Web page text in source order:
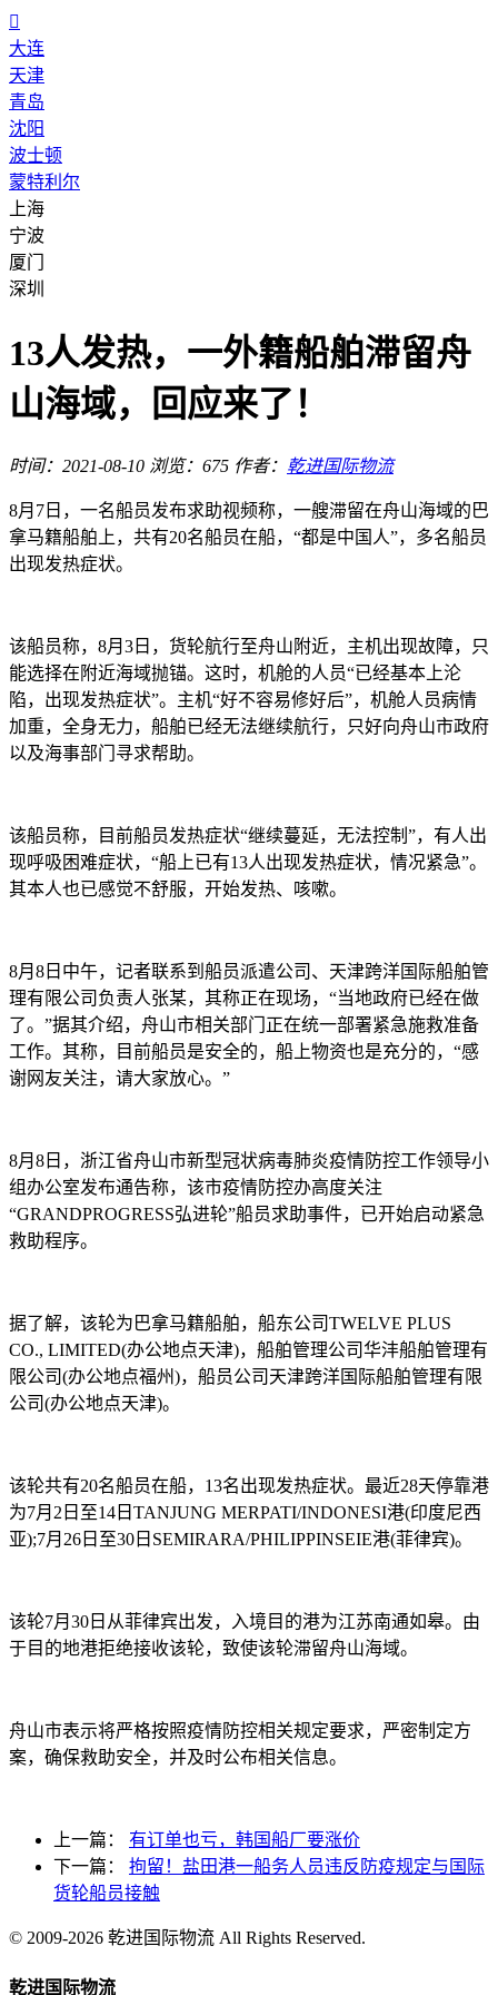

大连
天津
青岛
沈阳
波士顿
蒙特利尔
上海
宁波
厦门
深圳
13人发热，一外籍船舶滞留舟
山海域，回应来了！
时间：2021-08-10 浏览：675 作者： 乾进国际物流
8月7日，一名船员发布求助视频称，一艘滞留在舟山海域的巴
拿马籍船舶上，共有20名船员在船，“都是中国人”，多名船员
出现发热症状。
该船员称，8月3日，货轮航行至舟山附近，主机出现故障，只
能选择在附近海域抛锚。这时，机舱的人员“已经基本上沦
陷，出现发热症状”。主机“好不容易修好后”，机舱人员病情
加重，全身无力，船舶已经无法继续航行，只好向舟山市政府
以及海事部门寻求帮助。
该船员称，目前船员发热症状“继续蔓延，无法控制”，有人出
现呼吸困难症状，“船上已有13人出现发热症状，情况紧急”。
其本人也已感觉不舒服，开始发热、咳嗽。
8月8日中午，记者联系到船员派遣公司、天津跨洋国际船舶管
理有限公司负责人张某，其称正在现场，“当地政府已经在做
了。”据其介绍，舟山市相关部门正在统一部署紧急施救准备
工作。其称，目前船员是安全的，船上物资也是充分的，“感
谢网友关注，请大家放心。”
8月8日，浙江省舟山市新型冠状病毒肺炎疫情防控工作领导小
组办公室发布通告称，该市疫情防控办高度关注
“GRANDPROGRESS弘进轮”船员求助事件，已开始启动紧急
救助程序。
据了解，该轮为巴拿马籍船舶，船东公司TWELVE PLUS
CO., LIMITED(办公地点天津)，船舶管理公司华沣船舶管理有
限公司(办公地点福州)，船员公司天津跨洋国际船舶管理有限
公司(办公地点天津)。
该轮共有20名船员在船，13名出现发热症状。最近28天停靠港
为7月2日至14日TANJUNG MERPATI/INDONESI港(印度尼西
亚);7月26日至30日SEMIRARA/PHILIPPINSEIE港(菲律宾)。
该轮7月30日从菲律宾出发，入境目的港为江苏南通如皋。由
于目的地港拒绝接收该轮，致使该轮滞留舟山海域。
舟山市表示将严格按照疫情防控相关规定要求，严密制定方
案，确保救助安全，并及时公布相关信息。
上一篇：
有订单也亏，韩国船厂要涨价
下一篇：
拘留！盐田港一船务人员违反防疫规定与国际
货轮船员接触
© 2009-2026 乾进国际物流 All Rights Reserved.
乾进国际物流